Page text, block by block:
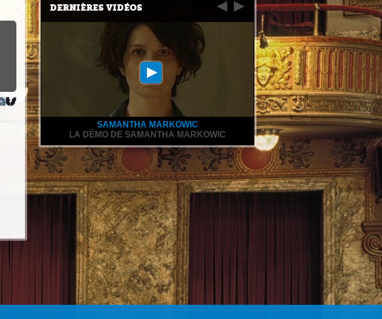
DERNIÈRES VIDÉOS
SAMANTHA MARKOWIC
LA DÉMO DE SAMANTHA MARKOWIC